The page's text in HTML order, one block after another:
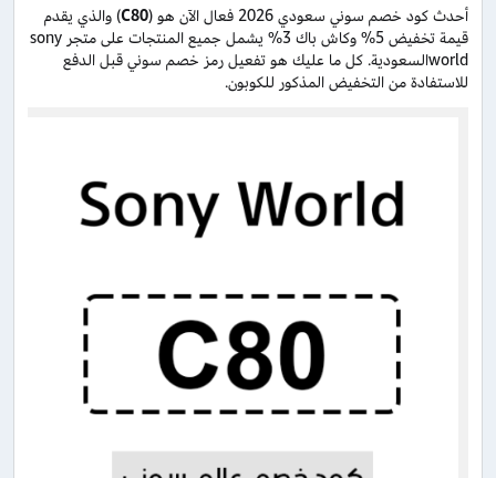
أحدث كود خصم سوني سعودي 2026 فعال الآن هو ( C80) والذي يقدم
قيمة تخفيض 5% وكاش باك 3% يشمل جميع المنتجات على متجر sony
worldالسعودية. كل ما عليك هو تفعيل رمز خصم سوني قبل الدفع
للاستفادة من التخفيض المذكور للكوبون.